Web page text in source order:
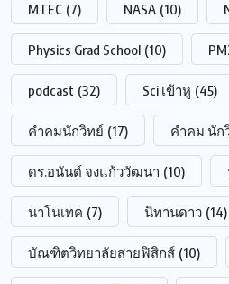
MTEC (7) NASA (10)
Physics Grad School (10)
podcast (32) Sci เข้าหู (45)
คำคมนักวิทย์ (17) คำคม นัก
ดร.อนันต์ จงแก้ววัฒนา (10)
นาโนเทค (7) นิทานดาว (14)
บัณฑิตวิทยาลัยสายฟิสิกส์ (10)